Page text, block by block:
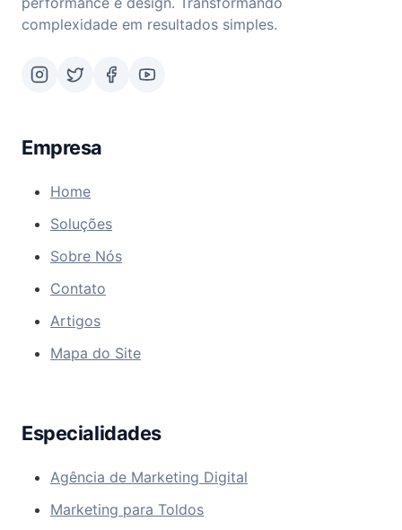
complexidade em resultados simples.
Empresa
Home
Soluções
Sobre Nós
Contato
Artigos
Mapa do Site
Especialidades
Agência de Marketing Digital
Marketing para Toldos